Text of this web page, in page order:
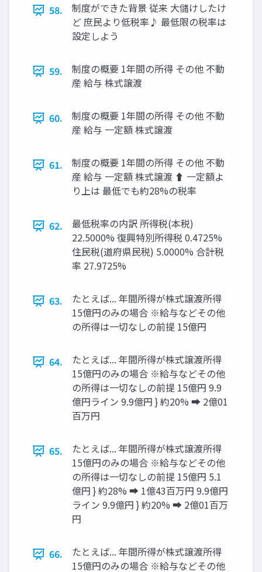
58.
制度ができた背景 従来 大儲けしたけ
ど 庶民より低税率♪ 最低限の税率は
設定しよう
59.
制度の概要 1年間の所得 その他 不動
産 給与 株式譲渡
60.
制度の概要 1年間の所得 その他 不動
産 給与 一定額 株式譲渡
61.
制度の概要 1年間の所得 その他 不動
産 給与 一定額 株式譲渡 ⬆ 一定額よ
り上は 最低でも約28%の税率
62.
最低税率の内訳 所得税(本税)
22.5000% 復興特別所得税 0.4725%
住民税(道府県民税) 5.0000% 合計税
率 27.9725%
63.
たとえば... 年間所得が株式譲渡所得
15億円のみの場合 ※給与などその他
の所得は一切なしの前提 15億円
64.
たとえば... 年間所得が株式譲渡所得
15億円のみの場合 ※給与などその他
の所得は一切なしの前提 15億円 9.9
億円ライン 9.9億円 } 約20% ➡ 2億01
百万円
65.
たとえば... 年間所得が株式譲渡所得
15億円のみの場合 ※給与などその他
の所得は一切なしの前提 15億円 5.1
億円 } 約28% ➡ 1億43百万円 9.9億円
ライン 9.9億円 } 約20% ➡ 2億01百万
円
66.
たとえば... 年間所得が株式譲渡所得
15億円のみの場合 ※給与などその他